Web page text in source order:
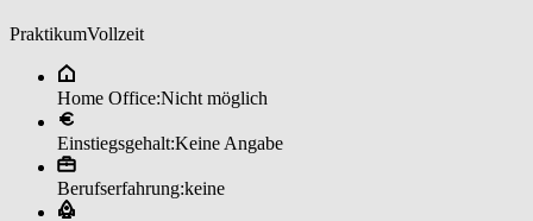
PraktikumVollzeit
Home Office:Nicht möglich
Einstiegsgehalt:Keine Angabe
Berufserfahrung:keine